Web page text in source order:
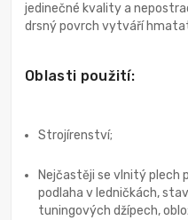
jedinečné kvality a
drsný povrch vytváří
Oblasti použití:
Strojírenství;
Nejčastěji se vlnitý plech
podlaha v ledničkách,
tuningových džípech,